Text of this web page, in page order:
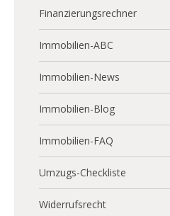
Finanzierungsrechner
Immobilien-ABC
Immobilien-News
Immobilien-Blog
Immobilien-FAQ
Umzugs-Checkliste
Widerrufsrecht